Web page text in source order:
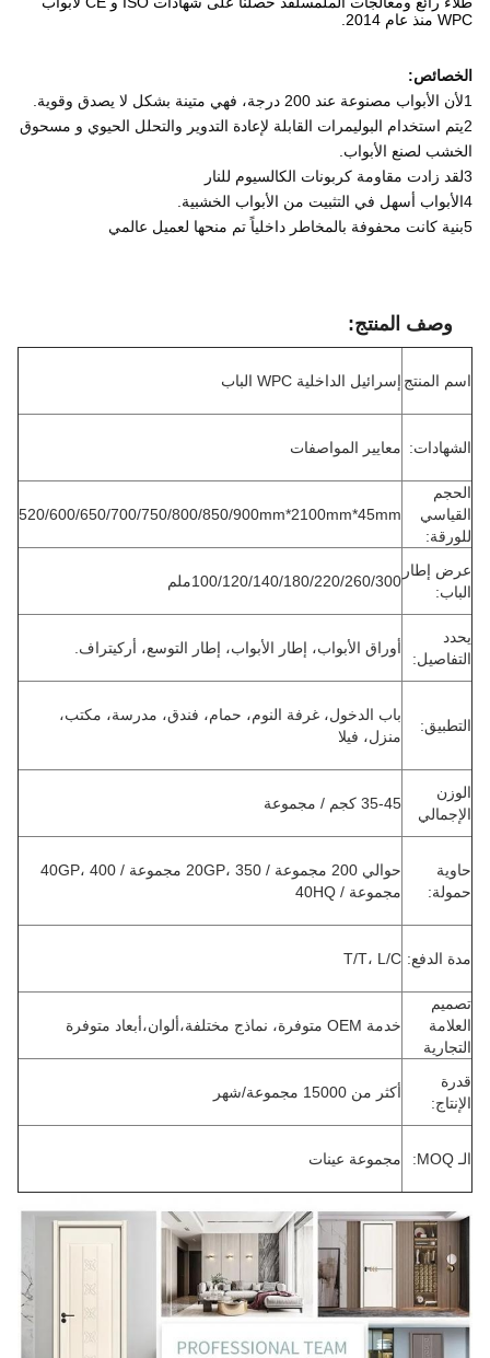
WPC منذ عام 2014.
الخصائص:
1لأن الأبواب مصنوعة عند 200 درجة، فهي متينة بشكل لا يصدق وقوية.
2يتم استخدام البوليمرات القابلة لإعادة التدوير والتحلل الحيوي و مسحوق
الخشب لصنع الأبواب.
3لقد زادت مقاومة كربونات الكالسيوم للنار
4الأبواب أسهل في التثبيت من الأبواب الخشبية.
5بنية كانت محفوفة بالمخاطر داخلياً تم منحها لعميل عالمي
وصف المنتج:
اسم المنتج إسرائيل الداخلية WPC الباب
الشهادات: معايير المواصفات
الحجم
القياسي
للورقة:
520/600/650/700/750/800/850/900mm*2100mm*45mm
عرض إطار
الباب:
100/120/140/180/220/260/300ملم
يحدد
التفاصيل:
أوراق الأبواب، إطار الأبواب، إطار التوسع، أركيتراف.
التطبيق:
باب الدخول، غرفة النوم، حمام، فندق، مدرسة، مكتب،
منزل، فيلا
الوزن
الإجمالي
35-45 كجم / مجموعة
حاوية
حمولة:
حوالي 200 مجموعة / 20GP، 350 مجموعة / 40GP، 400
مجموعة / 40HQ
مدة الدفع: T/T، L/C
تصميم
العلامة
التجارية
خدمة OEM متوفرة، نماذج مختلفة،ألوان،أبعاد متوفرة
قدرة
الإنتاج:
أكثر من 15000 مجموعة/شهر
الـ MOQ: مجموعة عينات